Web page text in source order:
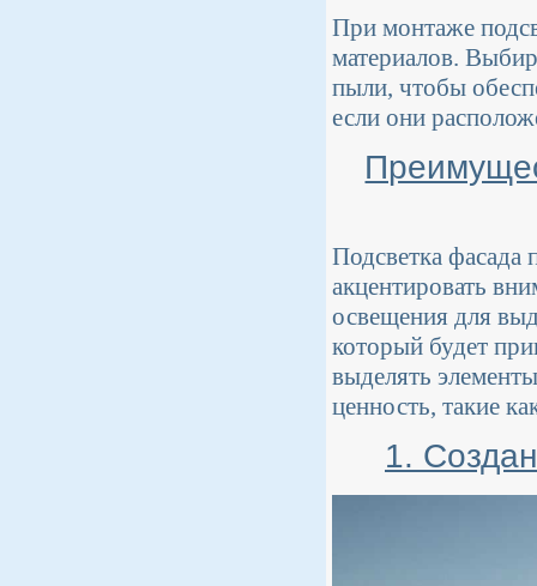
При монтаже
материалов.
пыли, чтобы
если они
Подсветка фасада
акцентировать
освещения для
который будет
выделять
ценность, такие
1.